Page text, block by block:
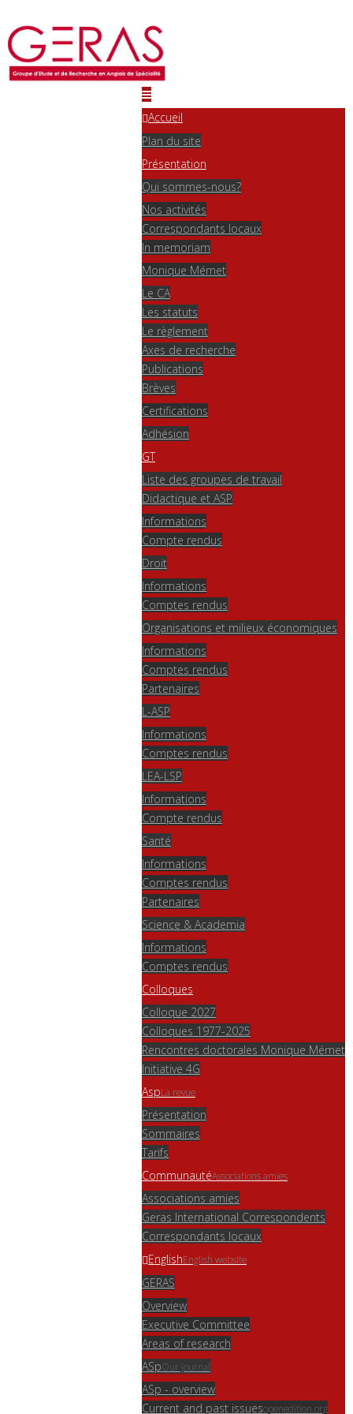
Accueil
Plan du site
Présentation
Qui sommes-nous?
Nos activités
Correspondants locaux
In memoriam
Monique Mémet
Le CA
Les statuts
Le règlement
Axes de recherche
Publications
Brèves
Certifications
Adhésion
GT
Liste des groupes de travail
Didactique et ASP
Informations
Compte rendus
Droit
Informations
Comptes rendus
Organisations et milieux économiques
Informations
Comptes rendus
Partenaires
L-ASP
Informations
Comptes rendus
LEA-LSP
Informations
Compte rendus
Santé
Informations
Comptes rendus
Partenaires
Science & Academia
Informations
Comptes rendus
Colloques
Colloque 2027
Colloques 1977-2025
Rencontres doctorales Monique Mémet
Initiative 4G
AspLa revue
Présentation
Sommaires
Tarifs
CommunautéAssociations amies
Associations amies
Geras International Correspondents
Correspondants locaux
EnglishEnglish website
GERAS
Overview
Executive Committee
Areas of research
ASpOur journal
ASp - overview
Current and past issuesopenedition.org